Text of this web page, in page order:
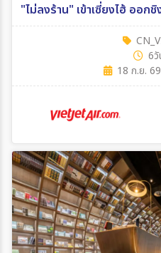
6
18 ก.ย.